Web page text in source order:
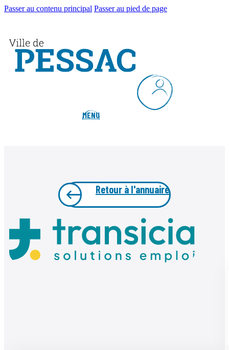
Passer au contenu principal Passer au pied de page
MENU
Retour à l'annuaire